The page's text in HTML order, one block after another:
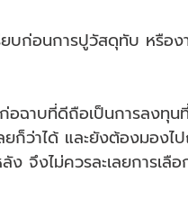
ยบก่อนการปูวัสดุทับ หรือ
อฉาบที่ดีถือเป็นการลงทุ
ว่าได้ และยังต้องมองไป
จึงไม่ควรละเลยการเ